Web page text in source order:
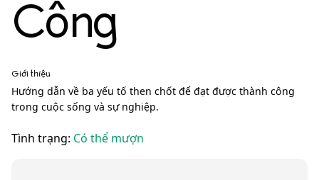
Công
Giới thiệu
Hướng dẫn về ba yếu tố then chốt để đạt được thành công
trong cuộc sống và sự nghiệp.
Tình trạng: Có thể mượn